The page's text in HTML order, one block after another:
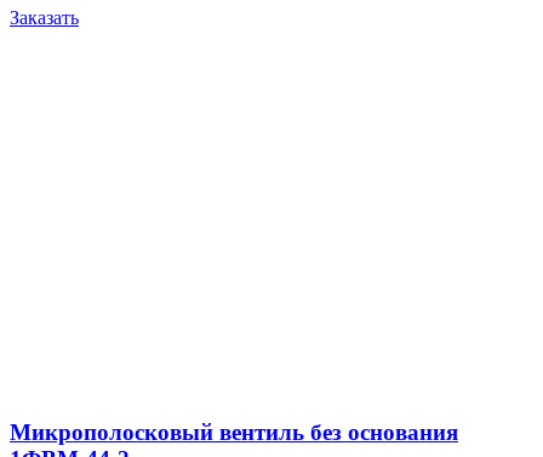
Заказать
Микрополосковый вентиль без основания